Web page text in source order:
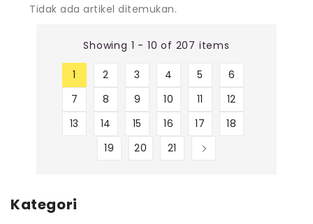
Kategori
Tidak ada artikel ditemukan.
Showing 1 - 10 of 207 items
1 2 3 4 5
6
7
8 9 10 11
12
13
14 15 16 17
18
19
20 21